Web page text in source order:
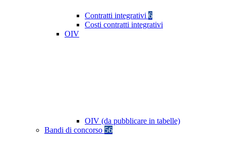
Contratti integrativi 6
Costi contratti integrativi
OIV
OIV (da pubblicare in tabelle)
Bandi di concorso 56